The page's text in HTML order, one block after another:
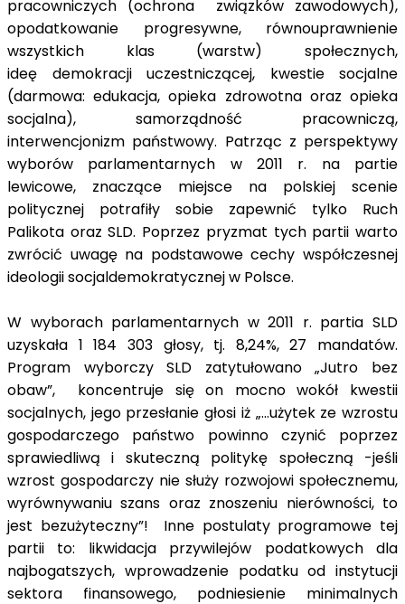
pracowniczych (ochrona związków zawodowych),
opodatkowanie progresywne, równouprawnienie
wszystkich klas (warstw) społecznych,
ideę demokracji uczestniczącej, kwestie socjalne
(darmowa: edukacja, opieka zdrowotna oraz opieka
socjalna), samorządność pracowniczą,
interwencjonizm państwowy. Patrząc z perspektywy
wyborów parlamentarnych w 2011 r. na partie
lewicowe, znaczące miejsce na polskiej scenie
politycznej potrafiły sobie zapewnić tylko Ruch
Palikota oraz SLD. Poprzez pryzmat tych partii warto
zwrócić uwagę na podstawowe cechy współczesnej
ideologii socjaldemokratycznej w Polsce.
W wyborach parlamentarnych w 2011 r. partia SLD
uzyskała 1 184 303 głosy, tj. 8,24%, 27 mandatów.
Program wyborczy SLD zatytułowano „Jutro bez
obaw”, koncentruje się on mocno wokół kwestii
socjalnych, jego przesłanie głosi iż „…użytek ze wzrostu
gospodarczego państwo powinno czynić poprzez
sprawiedliwą i skuteczną politykę społeczną -jeśli
wzrost gospodarczy nie służy rozwojowi społecznemu,
wyrównywaniu szans oraz znoszeniu nierówności, to
jest bezużyteczny”! Inne postulaty programowe tej
partii to: likwidacja przywilejów podatkowych dla
najbogatszych, wprowadzenie podatku od instytucji
sektora finansowego, podniesienie minimalnych